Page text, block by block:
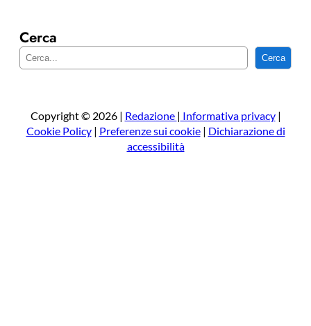
Cerca
e
a
Cerca
Copyright © 2026 | Redazione | Informativa privacy|
Cookie Policy| Preferenze sui cookie| Dichiarazione di
accessibilità